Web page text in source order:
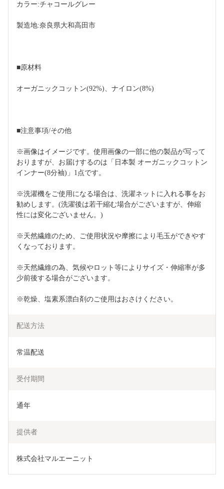
カラー:チャコールグレー
製造地:奈良県大和高田市
■原材料
オーガニックコットン(92%)、ナイロン(8%)
■注意事項/その他
※画像はイメージです。使用画像の一部に他の製品が写って
おりますが、お届けするのは「日本製 オーガニックコットン
インナー(8分袖)」1点です。
※洗濯機をご使用になる場合は、洗濯ネットに入れる事をお
勧めします。(洗濯後は若干縮む場合がございますが、伸縮
性には変化ございません。)
※天然繊維のため、ご使用状況や摩擦により毛玉ができやす
くなっております。
※天然繊維の為、気候やロット等によりサイズ・伸縮率が多
少前後する場合がございます。
※乾燥、塩素系漂白剤のご使用はおさけください。
配送方法
常温配送
受付期間
通年
提供者
株式会社マルエーニット